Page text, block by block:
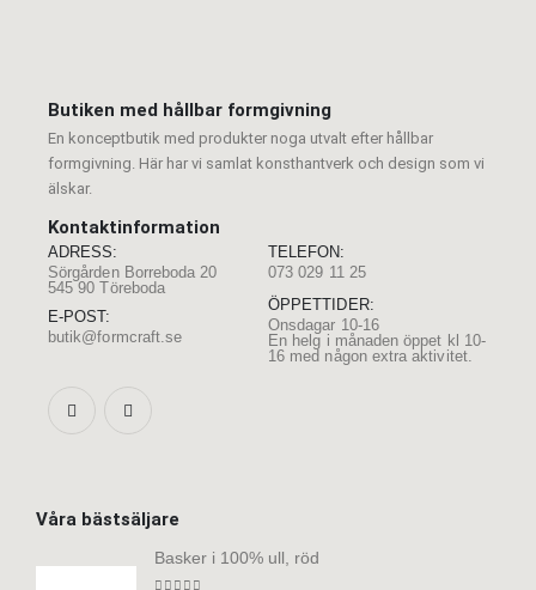
Butiken med hållbar formgivning
En konceptbutik med produkter noga utvalt efter hållbar
formgivning. Här har vi samlat konsthantverk och design som vi
älskar.
Kontaktinformation
ADRESS:
Sörgården Borreboda 20
545 90 Töreboda
TELEFON:
073 029 11 25
E-POST:
butik@formcraft.se
ÖPPETTIDER:
Onsdagar 10-16
En helg i månaden öppet kl 10-
16 med någon extra aktivitet.
Våra bästsäljare
Basker i 100% ull, röd